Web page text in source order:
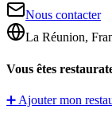
Nous contacter
La Réunion,
Vous êtes
➕ Ajouter mon